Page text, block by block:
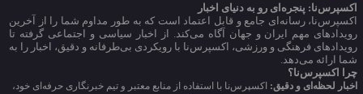
اکسپرس‌نا: پنجره‌ای رو به دنیای اخبار
اکسپرس‌نا، رسانه‌ای جامع و قابل اعتماد است که به طور مداوم شما را از آخرین
رویدادهای مهم ایران و جهان آگاه می‌کند. از اخبار سیاسی و اجتماعی گرفته تا
رویدادهای فرهنگی و ورزشی، اکسپرس‌نا با رویکردی بی‌طرفانه و دقیق، اخبار را به
شما ارائه می‌دهد.
چرا اکسپرس‌نا؟
اخبار لحظه‌ای و دقیق: اکسپرس‌نا با استفاده از منابع معتبر و تیم خبرنگاری حرفه‌ای خود،